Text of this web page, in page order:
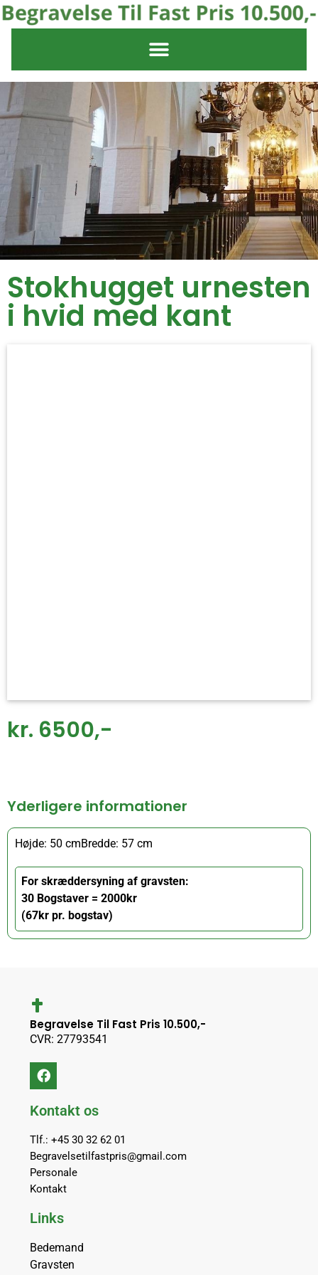
Stokhugget urnesten
i hvid med kant
kr. 6500,-
Yderligere informationer
Højde: 50 cmBredde: 57 cm
For skræddersyning af gravsten:
30 Bogstaver = 2000kr
(67kr pr. bogstav)
Begravelse Til Fast Pris 10.500,-
CVR: 27793541
Kontakt os
Tlf.: +45 30 32 62 01
Begravelsetilfastpris@gmail.com
Personale
Kontakt
Links
Bedemand
Gravsten